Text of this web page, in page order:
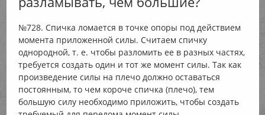
№728. Спичка ломается в точке опоры под действием
момента приложенной силы. Считаем спичку
однородной, т. е. чтобы разломить ее в разных частях,
требуется создать один и тот же момент силы. Так как
произведение силы на плечо должно оставаться
постоянным, то чем короче спичка (плечо), тем
большую силу необходимо приложить, чтобы создать